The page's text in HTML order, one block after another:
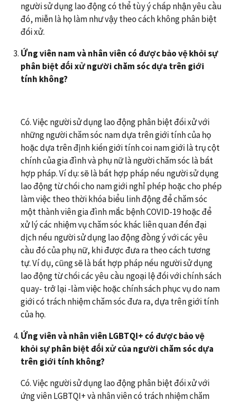
người sử dụng lao động có thể tùy ý chấp nhận yêu cầu
đó, miễn là họ làm như vậy theo cách không phân biệt
đối xử.
Ứng viên nam và nhân viên có được bảo vệ khỏi sự
phân biệt đối xử người chăm sóc dựa trên giới
tính không?
Có. Việc người sử dụng lao động phân biệt đối xử với
những người chăm sóc nam dựa trên giới tính của họ
hoặc dựa trên định kiến giới tính coi nam giới là trụ cột
chính của gia đình và phụ nữ là người chăm sóc là bất
hợp pháp. Ví dụ: sẽ là bất hợp pháp nếu người sử dụng
lao động từ chối cho nam giới nghỉ phép hoặc cho phép
làm việc theo thời khóa biểu linh động để chăm sóc
một thành viên gia đình mắc bệnh COVID-19 hoặc để
xử lý các nhiệm vụ chăm sóc khác liên quan đến đại
dịch nếu người sử dụng lao động đồng ý với các yêu
cầu đó của phụ nữ, khi được đưa ra theo cách tương
tự. Ví dụ, cũng sẽ là bất hợp pháp nếu người sử dụng
lao động từ chối các yêu cầu ngoại lệ đối với chính sách
quay- trở lại -làm việc hoặc chính sách phục vụ do nam
giới có trách nhiệm chăm sóc đưa ra, dựa trên giới tính
của họ.
Ứng viên và nhân viên LGBTQI+ có được bảo vệ
khỏi sự phân biệt đối xử của người chăm sóc dựa
trên giới tính không?
Có. Việc người sử dụng lao động phân biệt đối xử với
ứng viên LGBTQI+ và nhân viên có trách nhiệm chăm